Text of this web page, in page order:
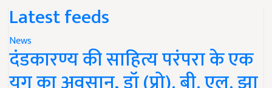
Latest feeds
News
दंडकारण्य की साहित्य परंपरा के एक